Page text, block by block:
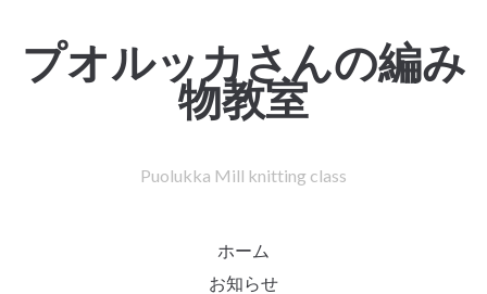
プオルッカさんの編み
物教室
Puolukka Mill knitting class
ホーム
お知らせ